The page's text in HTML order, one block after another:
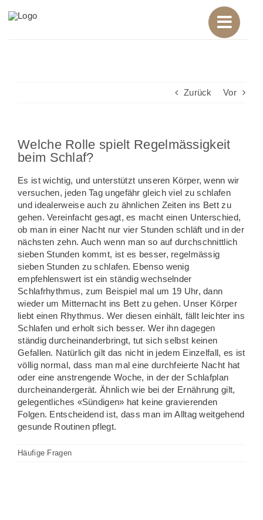
Inhalt
Zurück Vor
Welche Rolle spielt Regelmässigkeit
beim Schlaf?
Es ist wichtig, und unterstützt unseren Körper, wenn wir
versuchen, jeden Tag ungefähr gleich viel zu schlafen
und idealerweise auch zu ähnlichen Zeiten ins Bett zu
gehen. Vereinfacht gesagt, es macht einen Unterschied,
ob man in einer Nacht nur vier Stunden schläft und in der
nächsten zehn. Auch wenn man so auf durchschnittlich
sieben Stunden kommt, ist es besser, regelmässig
sieben Stunden zu schlafen. Ebenso wenig
empfehlenswert ist ein ständig wechselnder
Schlafrhythmus, zum Beispiel mal um 19 Uhr, dann
wieder um Mitternacht ins Bett zu gehen. Unser Körper
liebt einen Rhythmus. Wer diesen einhält, fällt leichter ins
Schlafen und erholt sich besser. Wer ihn dagegen
ständig durcheinanderbringt, tut sich selbst keinen
Gefallen. Natürlich gilt das nicht in jedem Einzelfall, es ist
völlig normal, dass man mal eine durchfeierte Nacht hat
oder eine anstrengende Woche, in der der Schlafplan
durcheinandergerät. Ähnlich wie bei der Ernährung gilt,
gelegentliches «Sündigen» hat keine gravierenden
Folgen. Entscheidend ist, dass man im Alltag weitgehend
gesunde Routinen pflegt.
Häufige Fragen